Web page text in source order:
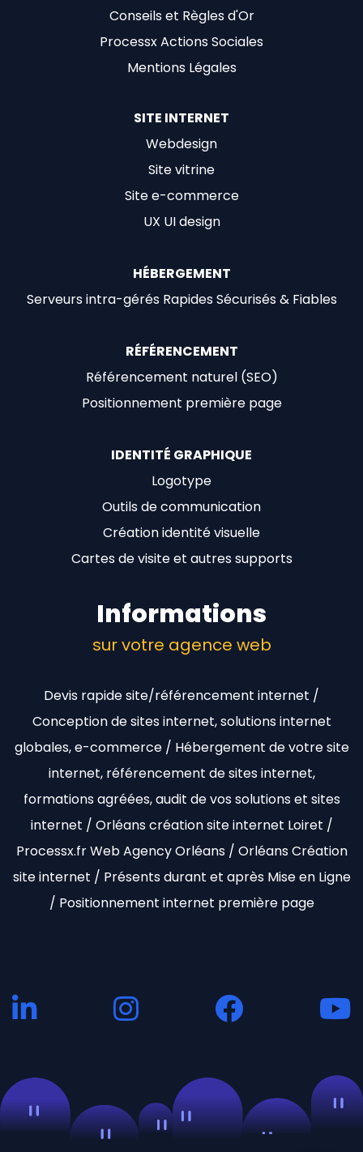
Conseils et Règles d'Or
Processx Actions Sociales
Mentions Légales
SITE INTERNET
Webdesign
Site vitrine
Site e-commerce
UX UI design
HÉBERGEMENT
Serveurs intra-gérés Rapides Sécurisés & Fiables
RÉFÉRENCEMENT
Référencement naturel (SEO)
Positionnement première page
IDENTITÉ GRAPHIQUE
Logotype
Outils de communication
Création identité visuelle
Cartes de visite et autres supports
Informations
sur votre agence web
Devis rapide site/référencement internet /
Conception de sites internet, solutions internet
globales, e-commerce / Hébergement de votre site
internet, référencement de sites internet,
formations agréées, audit de vos solutions et sites
internet / Orléans création site internet Loiret /
Processx.fr Web Agency Orléans / Orléans Création
site internet / Présents durant et après Mise en Ligne
/ Positionnement internet première page